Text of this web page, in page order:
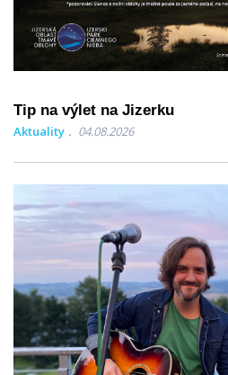
Tip na výlet na Jizerku
Aktuality 04.08.2026